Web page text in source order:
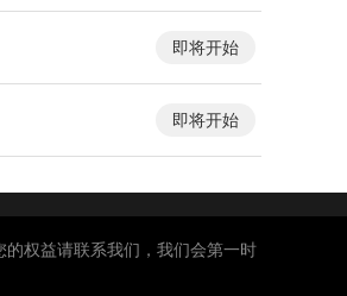
即将开始
即将开始
权益请联系我们，我们会第一时